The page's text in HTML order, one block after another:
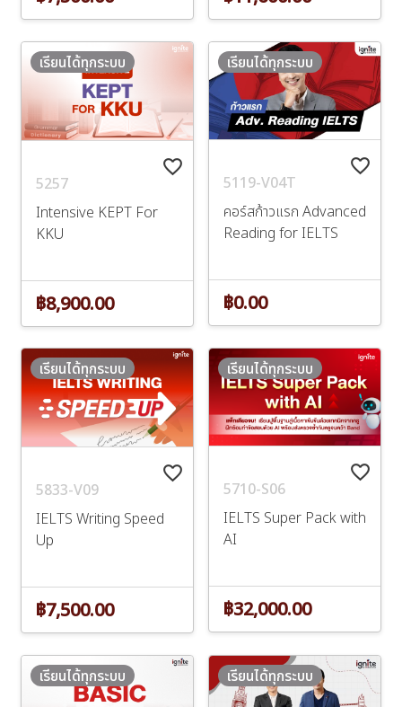
favorite_border
5257
Intensive KEPT For
KKU
เรียนได้ทุกระบบ
฿8,900.00
favorite_border
5119-V04T
คอร์สก้าวแรก Advanced
Reading for IELTS
เรียนได้ทุกระบบ
฿0.00
favorite_border
5833-V09
IELTS Writing Speed
Up
เรียนได้ทุกระบบ
฿7,500.00
favorite_border
5710-S06
IELTS Super Pack with
AI
เรียนได้ทุกระบบ
฿32,000.00
เรียนได้ทุกระบบ เรียนได้ทุกระบบ